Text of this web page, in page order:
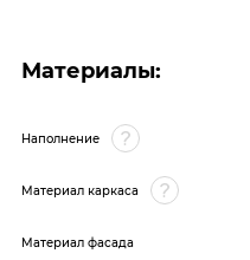
Материалы:
Наполнение
Материал каркаса
Материал фасада